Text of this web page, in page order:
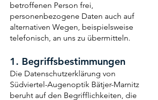
betroffenen Person frei,
personenbezogene Daten auch auf
alternativen Wegen, beispielsweise
telefonisch, an uns zu übermitteln.
1. Begriffsbestimmungen
Die Datenschutzerklärung von
Südviertel-Augenoptik Bätjer-Marnitz
beruht auf den Begrifflichkeiten, die